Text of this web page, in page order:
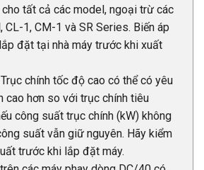
tất cả các model, ngoại trừ các
1, CM-1 và SR Series. Biến áp
đặt tại nhà máy trước khi xuất
chính tốc độ cao có thể có yêu
cao hơn so với trục chính tiêu
công suất trục chính (kW) không
suất vẫn giữ nguyên. Hãy kiểm
trước khi lắp đặt máy.